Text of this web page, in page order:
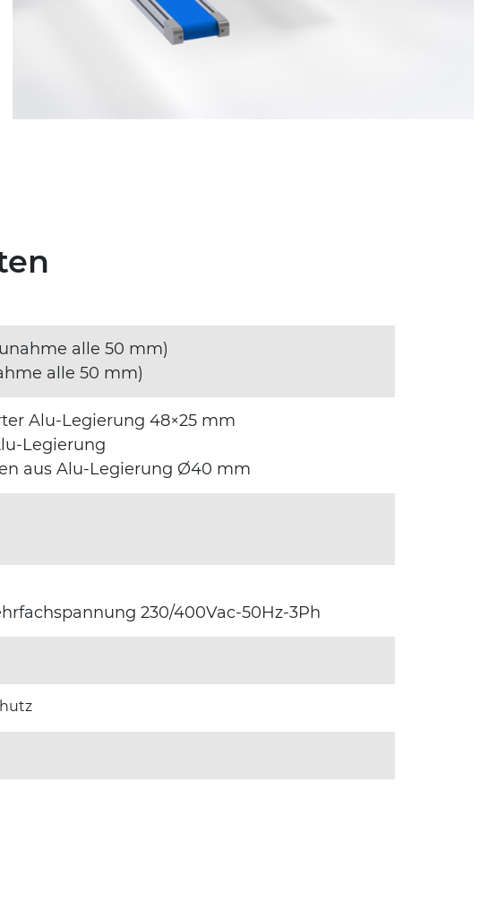
alle 50 mm)
alle 50 mm)
Alu-Legierung 48×25 mm
Legierung
aus Alu-Legierung Ø40 mm
230/400Vac-50Hz-3Ph